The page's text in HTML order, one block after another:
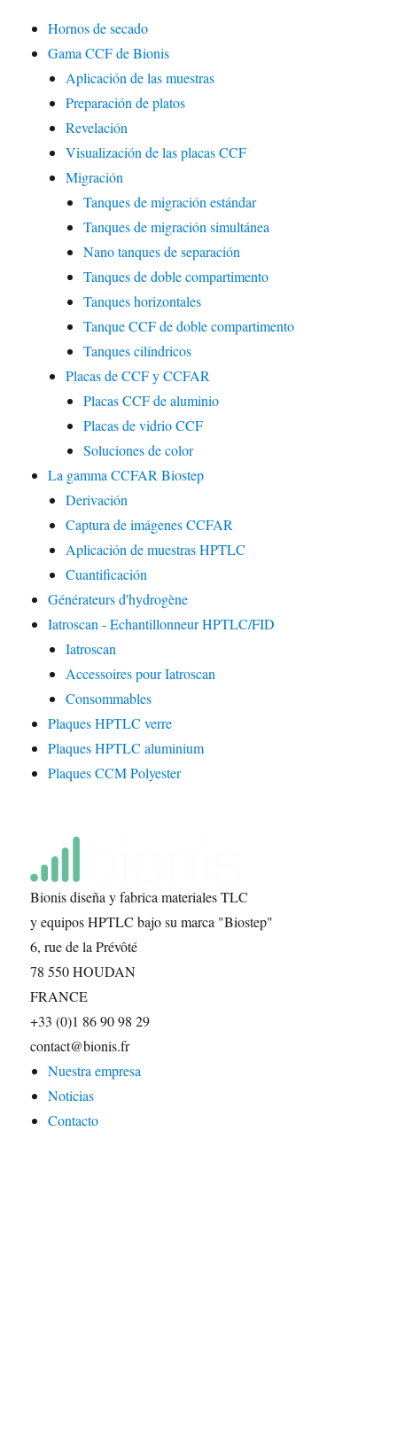
Hornos de secado
Gama CCF de Bionis
Aplicación de las muestras
Preparación de platos
Revelación
Visualización de las placas CCF
Migración
Tanques de migración estándar
Tanques de migración simultánea
Nano tanques de separación
Tanques de doble compartimento
Tanques horizontales
Tanque CCF de doble compartimento
Tanques cilíndricos
Placas de CCF y CCFAR
Placas CCF de aluminio
Placas de vidrio CCF
Soluciones de color
La gamma CCFAR Biostep
Derivación
Captura de imágenes CCFAR
Aplicación de muestras HPTLC
Cuantificación
Générateurs d'hydrogène
Iatroscan - Echantillonneur HPTLC/FID
Iatroscan
Accessoires pour Iatroscan
Consommables
Plaques HPTLC verre
Plaques HPTLC aluminium
Plaques CCM Polyester
Bionis diseña y fabrica materiales TLC
y equipos HPTLC bajo su marca "Biostep"
6, rue de la Prévôté
78 550 HOUDAN
FRANCE
+33 (0)1 86 90 98 29
contact@bionis.fr
Nuestra empresa
Noticias
Contacto